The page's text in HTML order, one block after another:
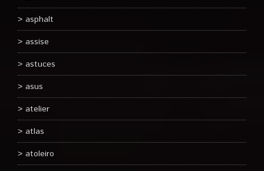
asphalt
assise
astuces
asus
atelier
atlas
atoleiro